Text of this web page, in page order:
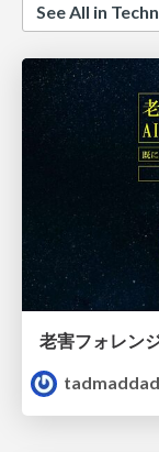
See All in
老害フォレン
tadmaddad